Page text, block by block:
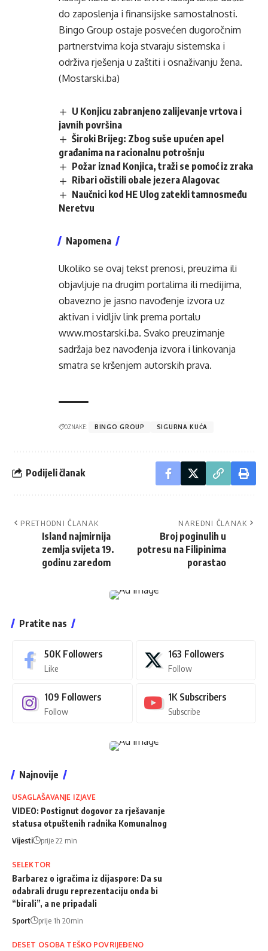
do zaposlenja i finansijske samostalnosti.
Bingo Group ostaje posvećen dugoročnim
partnerstvima koja stvaraju sistemska i
održiva rješenja u zaštiti i osnaživanju žena.
(Mostarski.ba)
U Konjicu zabranjeno zalijevanje vrtova i
javnih površina
Široki Brijeg: Zbog suše upućen apel
građanima na racionalnu potrošnju
Požar iznad Konjica, traži se pomoć iz zraka
Ribari očistili obale jezera Alagovac
Naučnici kod HE Ulog zatekli tamnosmeđu
Neretvu
Napomena
Ukoliko se ovaj tekst prenosi, preuzima ili
objavljuje na drugim portalima ili medijima,
obavezno je jasno navođenje izvora uz
aktivan i vidljiv link prema portalu
www.mostarski.ba. Svako preuzimanje
sadržaja bez navođenja izvora i linkovanja
smatra se kršenjem autorskih prava.
OZNAKE: BINGO GROUP SIGURNA KUĆA
Podijeli članak
PRETHODNI ČLANAK
Island najmirnija
zemlja svijeta 19.
godinu zaredom
NAREDNI ČLANAK
Broj poginulih u
potresu na Filipinima
porastao
Pratite nas
50K Followers
Like
163 Followers
Follow
109 Followers
Follow
1K Subscribers
Subscribe
Najnovije
USAGLAŠAVANJE IZJAVE
VIDEO: Postignut dogovor za rješavanje
statusa otpuštenih radnika Komunalnog
Vijesti prije 22 min
SELEKTOR
Barbarez o igračima iz dijaspore: Da su
odabrali drugu reprezentaciju onda bi
“birali”, a ne pripadali
Sport prije 1h 20min
DESET OSOBA TEŠKO POVRIJEĐENO